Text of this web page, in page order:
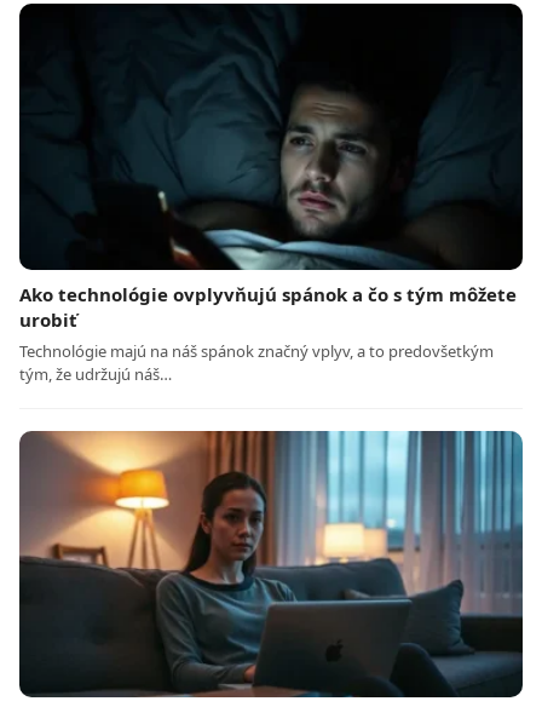
Ako technológie ovplyvňujú spánok a čo s tým môžete
urobiť
Technológie majú na náš spánok značný vplyv, a to predovšetkým
tým, že udržujú náš…